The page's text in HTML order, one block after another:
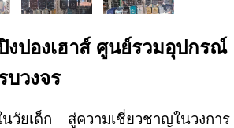
ปองเฮาส์ ศูนย์รวมอุปกรณ์
บวงจร
นวัยเด็ก สู่ความเชี่ยวชาญในวงการ